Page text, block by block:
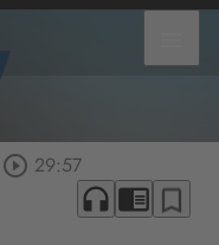
play_circle_outline 29:57
headphones chrome_reader_mode bookmark_border